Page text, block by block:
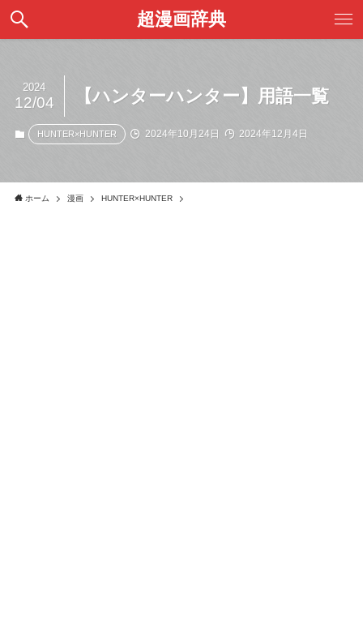
超漫画辞典
【ハンターハンター】用語一覧
2024
12/04
HUNTER×HUNTER 2024年10月24日 2024年12月4日
ホーム 漫画 HUNTER×HUNTER